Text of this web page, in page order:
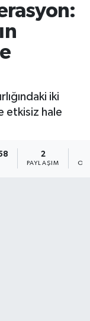
iki
etkisiz hale
2
PAYLAŞIM